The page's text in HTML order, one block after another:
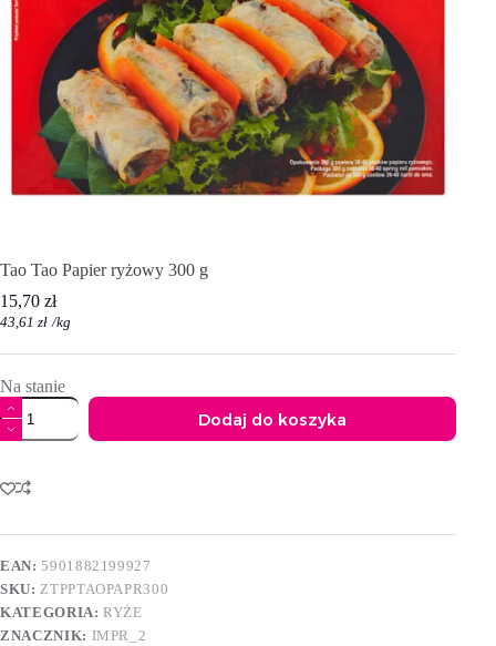
Tao Tao Papier ryżowy 300 g
15,70 zł
43,61 zł /kg
Na stanie
ilość
Tao
Tao
ryżowy
300
Dodaj do koszyka
t
r
a
t
i
v
EAN:5901882199927
SKU:ZTPPTAOPAPR300
KATEGORIA:RYŻE
ZNACZNIK: IMPR_2